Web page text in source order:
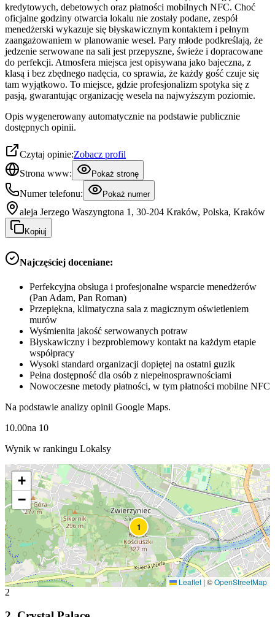
kredytowych, debetowych oraz płatności mobilnych NFC. Choć
oficjalne godziny otwarcia lokalu nie zostały podane, zespół
menedżerski wykazuje się błyskawicznym kontaktem i pełnym
zaangażowaniem w planowanie wesel. Pary młode podkreślają, że
jedzenie serwowane na sali jest przepyszne, świeże i dopracowane
do perfekcji. Atmosfera miejsca jest opisywana jako bajeczna, z
klasą i bez zbędnego nadęcia, co sprawia, że każdy gość czuje się
tam wyjątkowo. To miejsce, gdzie profesjonalizm spotyka się z
pasją, gwarantując organizację wesela na najwyższym poziomie.
Opis wygenerowany automatycznie na podstawie publicznie
dostępnych opinii.
Czytaj opinie:Zobacz profil
Strona www:
Pokaż stronę
Numer telefonu: Pokaż numer
aleja Jerzego Waszyngtona 1, 30-204 Kraków, Polska, Kraków
Kopiuj
Najczęściej doceniane:
Perfekcyjna obsługa i profesjonalne wsparcie menedżerów
(Pan Adam, Pan Roman)
Przepiękna, klimatyczna sala z magicznym oświetleniem
murów
Wyśmienita jakość serwowanych potraw
Błyskawiczny i bezproblemowy kontakt na każdym etapie
współpracy
Wysoki standard organizacji dopiętej na ostatni guzik
Pełna dostępność dla osób z niepełnosprawnościami
Nowoczesne metody płatności, w tym płatności mobilne NFC
Na podstawie analizy opinii Google Maps.
10.00na 10
Wynik w rankingu Lokalsy
1
+
−
Leaflet | ©OpenStreetMap
2